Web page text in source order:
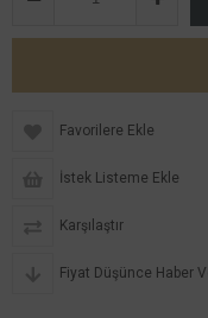
Favorilere Ekle
İstek Listeme Ekle
Karşılaştır
Fiyat Düşünce Haber